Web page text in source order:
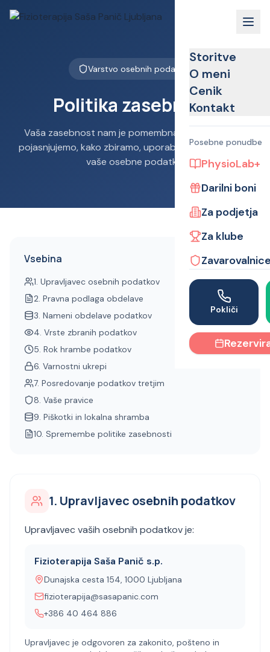
Storitve
O meni
Cenik
Kontakt
Posebne ponudbe
PhysioLab+
Darilni boni
Za podjetja
Za klube
Pokliči
Varstvo osebnih podatkov
Politika zasebnosti
Vaša zasebnost nam je pomembna. V nadaljevanju
pojasnjujemo, kako zbiramo, uporabljamo in varujemo
vaše osebne podatke.
Vsebina
1. Upravljavec osebnih podatkov
2. Pravna podlaga obdelave
3. Nameni obdelave podatkov
4. Vrste zbranih podatkov
5. Rok hrambe podatkov
6. Varnostni ukrepi
7. Posredovanje podatkov tretjim
8. Vaše pravice
9. Piškotki in lokalna shramba
10. Spremembe politike zasebnosti
1. Upravljavec osebnih podatkov
Upravljavec vaših osebnih podatkov je:
Fizioterapija Saša Panič s.p.
Dunajska cesta 154, 1000 Ljubljana
fizioterapija@sasapanic.com
+386 40 464 886
Upravljavec je odgovoren za zakonito, pošteno in